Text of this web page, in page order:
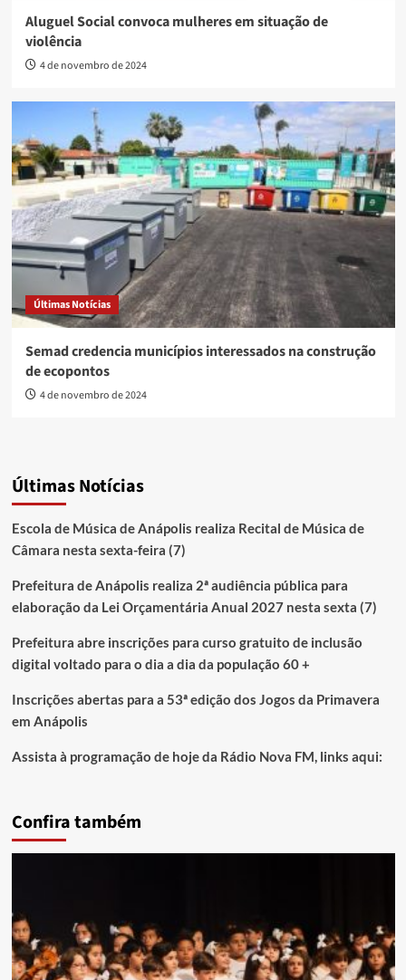
Aluguel Social convoca mulheres em situação de
violência
4 de novembro de 2024
Últimas Notícias
Semad credencia municípios interessados na construção
de ecopontos
4 de novembro de 2024